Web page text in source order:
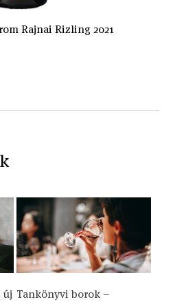
Rajnai Rizling 2021
új Tankönyvi borok –